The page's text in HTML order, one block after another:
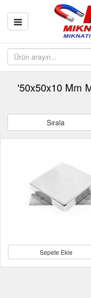
'50x50x10 Mm
Sırala
Sepete Ekle